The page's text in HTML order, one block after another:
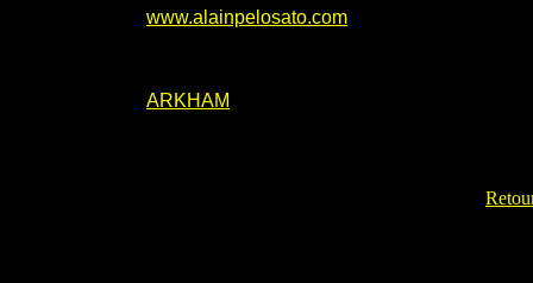
www.alainpelosato.com
ARKHAM